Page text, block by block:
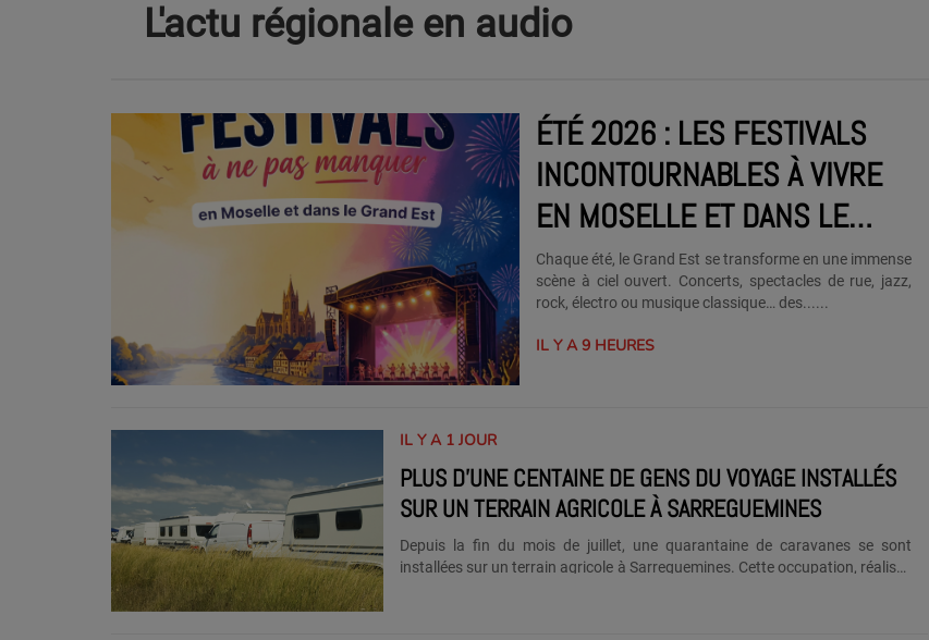
L'actu régionale en audio
ÉTÉ 2026 : LES FESTIVALS
INCONTOURNABLES À VIVRE
EN MOSELLE ET DANS LE
GRAND EST
Chaque été, le Grand Est se transforme en une immense
scène à ciel ouvert. Concerts, spectacles de rue, jazz,
rock, électro ou musique classique… des......
IL Y A 9 HEURES
IL Y A 1 JOUR
PLUS D’UNE CENTAINE DE GENS DU VOYAGE INSTALLÉS
SUR UN TERRAIN AGRICOLE À SARREGUEMINES
Depuis la fin du mois de juillet, une quarantaine de caravanes se sont
installées sur un terrain agricole à Sarreguemines. Cette occupation, réalisée